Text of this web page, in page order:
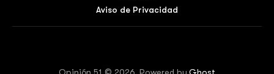
Aviso de Privacidad